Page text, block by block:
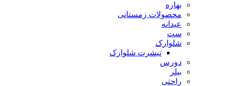
بهاره
محصولات زمستانی
عیدانه
ست
شلوارک
تیشرت شلوارک
دورس
بیلر
راحتی